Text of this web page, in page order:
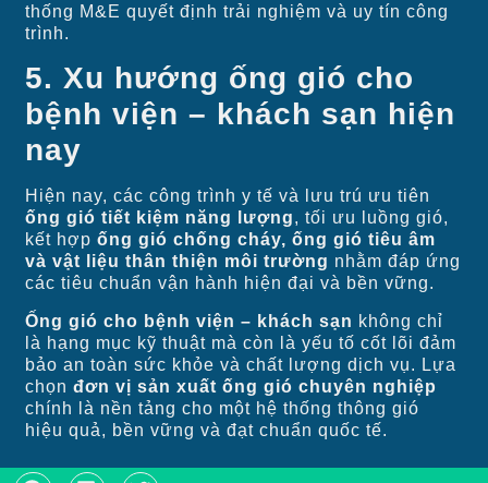
thống M&E quyết định trải nghiệm và uy tín công
trình.
5. Xu hướng ống gió cho
bệnh viện – khách sạn hiện
nay
Hiện nay, các công trình y tế và lưu trú ưu tiên
ống gió tiết kiệm năng lượng, tối ưu luồng gió,
kết hợpống gió chống cháy, ống gió tiêu âm
và vật liệu thân thiện môi trường nhằm đáp ứng
các tiêu chuẩn vận hành hiện đại và bền vững.
Ống gió cho bệnh viện – khách sạn không chỉ
là hạng mục kỹ thuật mà còn là yếu tố cốt lõi đảm
bảo an toàn sức khỏe và chất lượng dịch vụ. Lựa
chọnđơn vị sản xuất ống gió chuyên nghiệp
chính là nền tảng cho một hệ thống thông gió
hiệu quả, bền vững và đạt chuẩn quốc tế.